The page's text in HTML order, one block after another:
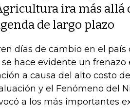
ira más allá
de largo plazo
días de cambio en el
hace evidente un
a causa del alto costo
y el Fenómeno del
a los más importantes